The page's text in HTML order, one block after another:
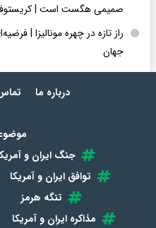
صمیمی هگست است |
راز تازه در چهره مونالیزا |
جهان
درباره ما
جنگ ایران و
توافق ایران و آمریکا
تنگه هرمز
مذاکره ایران و آمریکا